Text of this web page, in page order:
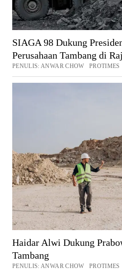
SIAGA 98 Dukung
Perusahaan Tambang di
PENULIS: ANWAR CHOW
Haidar Alwi Dukung
Tambang
PENULIS: ANWAR CHOW